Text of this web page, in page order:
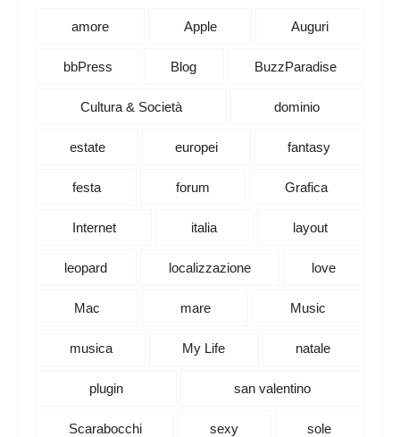
amore Apple Auguri
bbPress Blog BuzzParadise
Cultura & Società dominio
estate europei fantasy
festa forum Grafica
Internet italia layout
leopard localizzazione love
Mac mare Music
musica My Life natale
plugin san valentino
Scarabocchi sexy sole